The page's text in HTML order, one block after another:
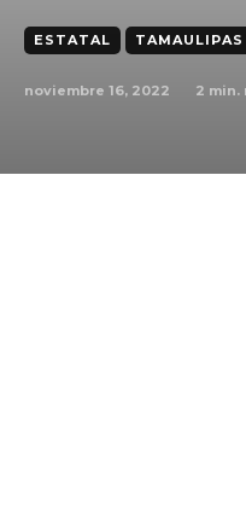
ESTATAL TAMAULIPAS
noviembre 16, 2022 2 min.